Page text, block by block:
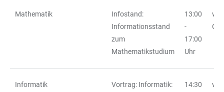
Mathematik
Infostand:
Informationsstand
zum
Mathematikstudium
13:00
-
17:00
Uhr
vor
Ort
Informatik Vortrag: Informatik: 14:30 vor